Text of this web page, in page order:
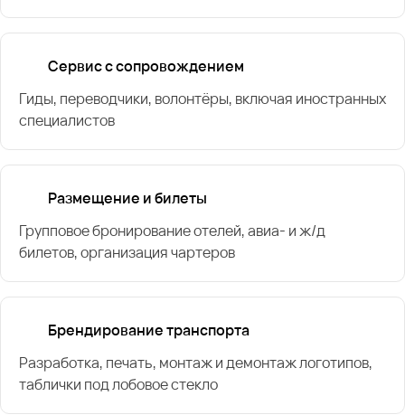
Сервис с сопровождением
Гиды, переводчики, волонтёры, включая иностранных
специалистов
Размещение и билеты
Групповое бронирование отелей, авиа- и ж/д
билетов, организация чартеров
Брендирование транспорта
Разработка, печать, монтаж и демонтаж логотипов,
таблички под лобовое стекло